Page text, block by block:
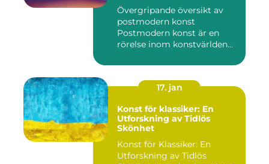
Övergripande översikt av
postmodern konst
Postmodern konst är en
rörelse inom konstvärlden
17. jan
Konst för klassiker: En
Utforskning av Tidlös
Skönhet
Konst för Klassiker: En
Utforskning av Tidlös